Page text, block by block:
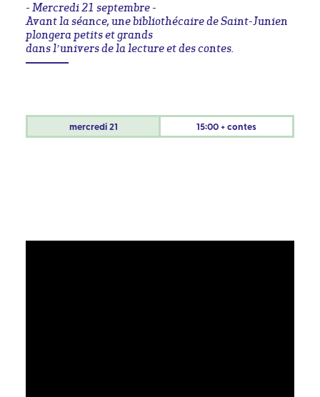
- Mercredi 21 septembre -
Avant la séance, une bibliothécaire de Saint-Junien
plongera petits et grands
dans l’univers de la lecture et des contes.
mercredi21 15:00 + contes